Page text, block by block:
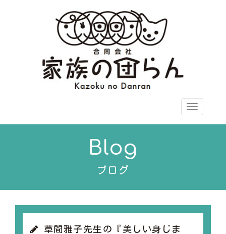
Toggle
Blog
ブログ
草間雅子先生の『美しい身じま